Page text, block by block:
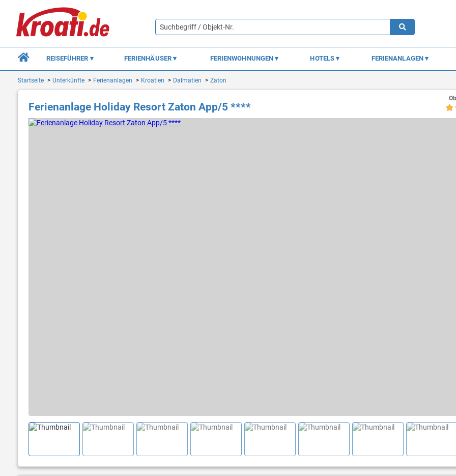
REISEFÜHRER FERIENHÄUSER FERIENWOHNUNGEN HOTELS FERIENANLAGEN
Startseite Unterkünfte Ferienanlagen Kroatien Dalmatien Zaton
Ferienanlage Holiday Resort Zaton App/5 ****